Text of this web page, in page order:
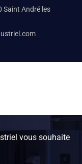
Saint André les
vous souhaite